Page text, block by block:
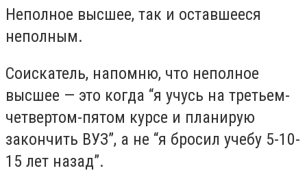
Неполное высшее, так и оставшееся
неполным.
Соискатель, напомню, что неполное
высшее — это когда “я учусь на третьем-
четвертом-пятом курсе и планирую
закончить ВУЗ”, а не “я бросил учебу 5-10-
15 лет назад”.